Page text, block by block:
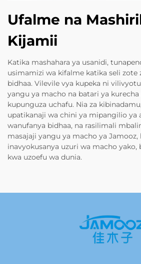
Ufalme na
Kijamii
Katika mashahara ya usanidi,
usimamizi wa kifalme katika seli zote
bidhaa. Vilevile vya kupeka ni
yangu ya macho na batari ya
kupunguza uchafu. Nia za
upatikanaji wa chini ya mipangilio ya
wanufanya bidhaa, na rasilimali
masajaji yangu ya macho ya Jamooz,
inavyokusanya uzuri wa macho yako,
kwa uzoefu wa dunia.